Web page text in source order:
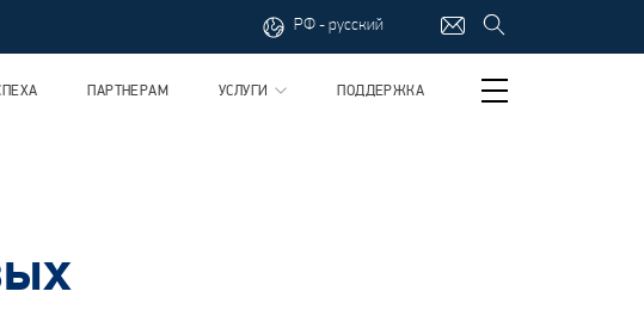
РФ - русский
ПАРТНЕРАМ УСЛУГИ ПОДДЕРЖКА